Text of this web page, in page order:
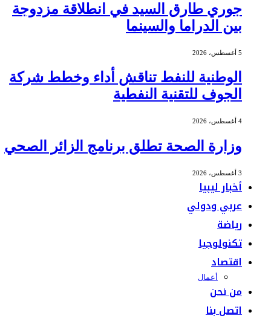
جوري طارق السيد في انطلاقة مزدوجة
بين الدراما والسينما
الوطنية للنفط تناقش أداء وخطط شركة
الجوف للتقنية النفطية
وزارة الصحة تطلق برنامج الزائر الصحي
أخبار ليبيا
عربي ودولي
رياضة
تكنولوجيا
اقتصاد
أعمال
من نحن
اتصل بنا